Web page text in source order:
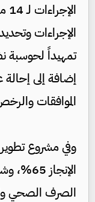
الإجراءات
تمهيداً لحوسبة
إضافة إلى
الموافقات
وفي مشروع
الصرف الصحي